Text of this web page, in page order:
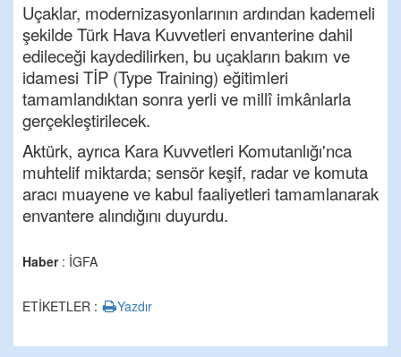
Uçaklar, modernizasyonlarının ardından kademeli
şekilde Türk Hava Kuvvetleri envanterine dahil
edileceği kaydedilirken, bu uçakların bakım ve
idamesi TİP (Type Training) eğitimleri
tamamlandıktan sonra yerli ve millî imkânlarla
gerçekleştirilecek.
Aktürk, ayrıca Kara Kuvvetleri Komutanlığı'nca
muhtelif miktarda; sensör keşif, radar ve komuta
aracı muayene ve kabul faaliyetleri tamamlanarak
envantere alındığını duyurdu.
Haber: İGFA
ETİKETLER : Yazdır